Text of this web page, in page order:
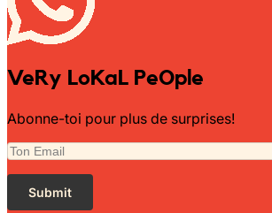
VeRy LoKaL PeOple
Abonne-toi pour plus de surprises!